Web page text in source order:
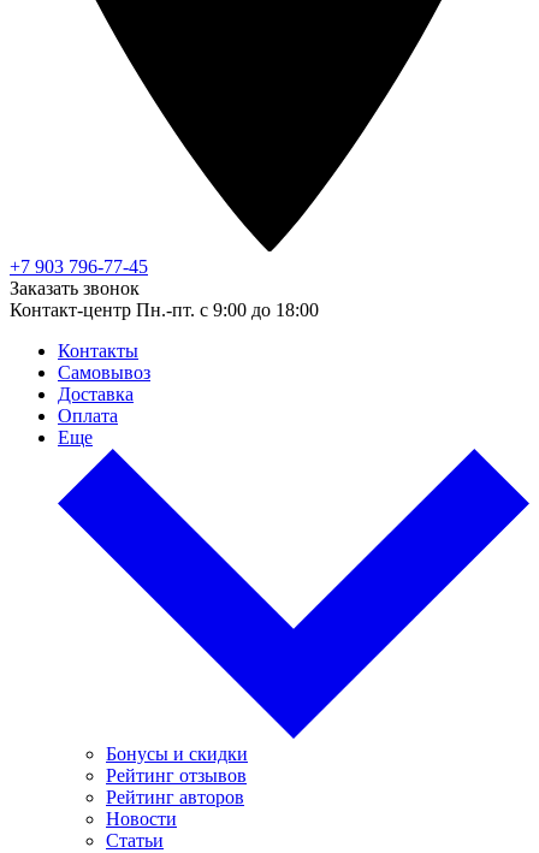
+7 903 796-77-45
Заказать звонок
Контакт-центр Пн.-пт. с 9:00 до 18:00
Контакты
Самовывоз
Доставка
Оплата
Еще
Бонусы и скидки
Рейтинг отзывов
Рейтинг авторов
Новости
Статьи